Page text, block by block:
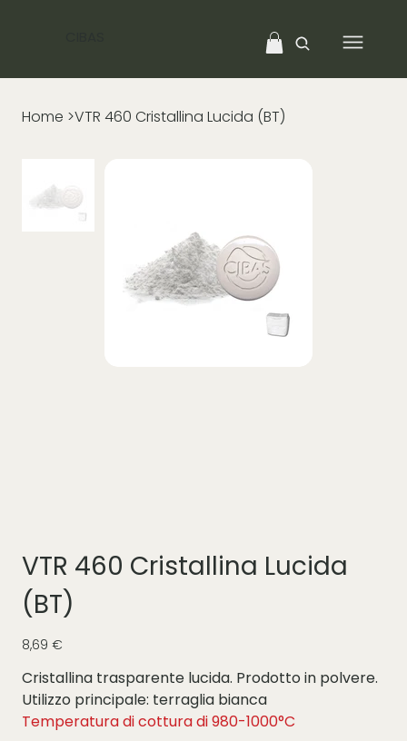
Home >VTR 460 Cristallina Lucida (BT)
VTR 460 Cristallina Lucida
(BT)
Prezzo
8,69 €
Cristallina trasparente lucida. Prodotto in polvere.
Utilizzo principale: terraglia bianca
Temperatura di cottura di 980-1000°C